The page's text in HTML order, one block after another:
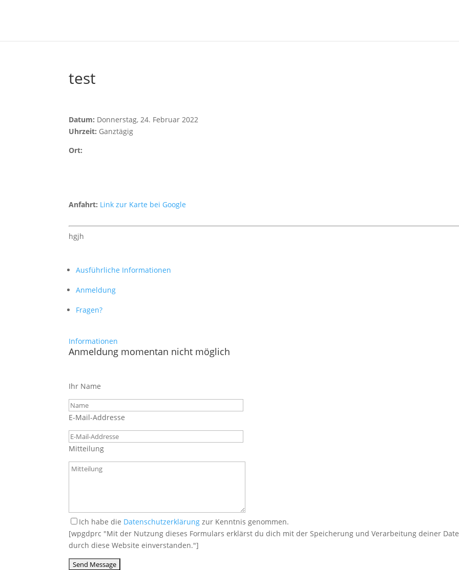
test
Datum: Donnerstag, 24. Februar 2022
Uhrzeit: Ganztägig
Ort:
Anfahrt: Link zur Karte bei Google
hgjh
Ausführliche Informationen
Anmeldung
Fragen?
Informationen
Anmeldung momentan nicht möglich
Ihr Name
E-Mail-Addresse
Mitteilung
Ich habe die Datenschutzerklärung zur Kenntnis genommen.
[wpgdprc "Mit der Nutzung dieses Formulars erklärst du dich mit der Speicherung und Verarbeitung deiner
durch diese Website einverstanden."]